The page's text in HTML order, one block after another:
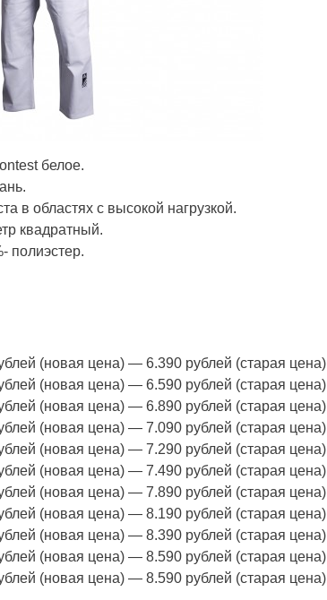
белое.
в областях с высокой нагрузкой.
квадратный.
полиэстер.
(новая цена) — 6.390 рублей (старая цена)
(новая цена) — 6.590 рублей (старая цена)
(новая цена) — 6.890 рублей (старая цена)
(новая цена) — 7.090 рублей (старая цена)
(новая цена) — 7.290 рублей (старая цена)
(новая цена) — 7.490 рублей (старая цена)
(новая цена) — 7.890 рублей (старая цена)
(новая цена) — 8.190 рублей (старая цена)
(новая цена) — 8.390 рублей (старая цена)
(новая цена) — 8.590 рублей (старая цена)
(новая цена) — 8.590 рублей (старая цена)